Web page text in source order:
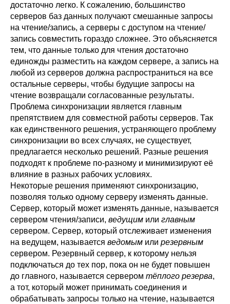
достаточно легко. К сожалению, большинство
серверов баз данных получают смешанные запросы
на чтение/запись, а серверы с доступом на чтение/
запись совместить гораздо сложнее. Это объясняется
тем, что данные только для чтения достаточно
единожды разместить на каждом сервере, а запись на
любой из серверов должна распространиться на все
остальные серверы, чтобы будущие запросы на
чтение возвращали согласованные результаты.
Проблема синхронизации является главным
препятствием для совместной работы серверов. Так
как единственного решения, устраняющего проблему
синхронизации во всех случаях, не существует,
предлагается несколько решений. Разные решения
подходят к проблеме по-разному и минимизируют её
влияние в разных рабочих условиях.
Некоторые решения применяют синхронизацию,
позволяя только одному серверу изменять данные.
Сервер, который может изменять данные, называется
сервером чтения/записи, ведущим или главным
сервером. Сервер, который отслеживает изменения
на ведущем, называется ведомым или резервным
сервером. Резервный сервер, к которому нельзя
подключаться до тех пор, пока он не будет повышен
до главного, называется сервером тёплого резерва,
а тот, который может принимать соединения и
обрабатывать запросы только на чтение, называется